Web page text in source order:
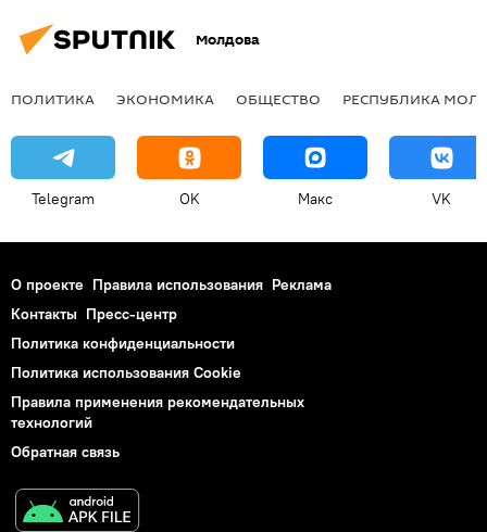
Молдова
ПОЛИТИКА ЭКОНОМИКА ОБЩЕСТВО РЕСПУБЛИКА
Telegram OK Макс VK
О проекте Правила использования Реклама
Контакты Пресс-центр
Политика конфиденциальности
Политика использования Cookie
Правила применения рекомендательных
технологий
Обратная связь